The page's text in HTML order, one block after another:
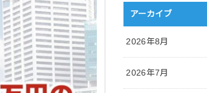
アーカイブ
2026年8月
2026年7月